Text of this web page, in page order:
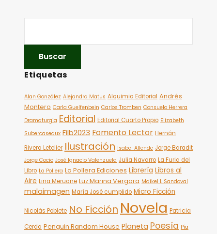
Etiquetas
Alan González Alejandra Matus Alquimia Editorial Andrés
Montero Carla Guelfenbein Carlos Tromben Consuelo Herrera
Dramaturgia Editorial Editorial Cuarto Propio Elizabeth
Subercaseaux Filb2023 Fomento Lector Hernán
Rivera Letelier Ilustración Isabel Allende Jorge Baradit
Jorge Cocio José Ignacio Valenzuela Julia Navarro La Furia del
Libro La Pollera La Pollera Ediciones Librería Libros al
Aire Lina Meruane Luz Marina Vergara Maikel L Sandoval
malaimagen María José cumplido Micro Ficción
Nicolás Poblete No Ficción Novela Patricia
Cerda Penguin Random House Planeta Poesía Pía